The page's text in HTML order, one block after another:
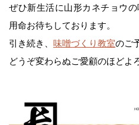
レシピ
家族を笑顔にする味噌
ぜひ新生活に山形カネチョウ
用命お待ちしております。
引き続き、 味噌づくり教室のご
どうぞ変わらぬご愛顧のほどよ